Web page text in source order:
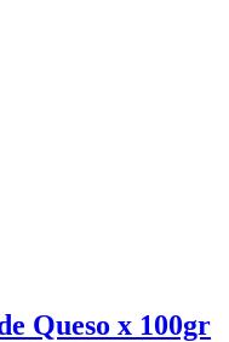
Queso x 100gr